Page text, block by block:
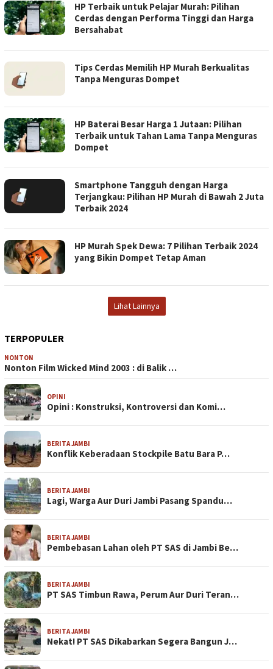
HP Terbaik untuk Pelajar Murah: Pilihan
Cerdas dengan Performa Tinggi dan Harga
Bersahabat
Tips Cerdas Memilih HP Murah Berkualitas
Tanpa Menguras Dompet
HP Baterai Besar Harga 1 Jutaan: Pilihan
Terbaik untuk Tahan Lama Tanpa Menguras
Dompet
Smartphone Tangguh dengan Harga
Terjangkau: Pilihan HP Murah di Bawah 2 Juta
Terbaik 2024
HP Murah Spek Dewa: 7 Pilihan Terbaik 2024
yang Bikin Dompet Tetap Aman
Lihat Lainnya
TERPOPULER
NONTON
Nonton Film Wicked Mind 2003 : di Balik …
OPINI
Opini : Konstruksi, Kontroversi dan Komi…
BERITA JAMBI
Konflik Keberadaan Stockpile Batu Bara P…
BERITA JAMBI
Lagi, Warga Aur Duri Jambi Pasang Spandu…
BERITA JAMBI
Pembebasan Lahan oleh PT SAS di Jambi Be…
BERITA JAMBI
PT SAS Timbun Rawa, Perum Aur Duri Teran…
BERITA JAMBI
Nekat! PT SAS Dikabarkan Segera Bangun J…